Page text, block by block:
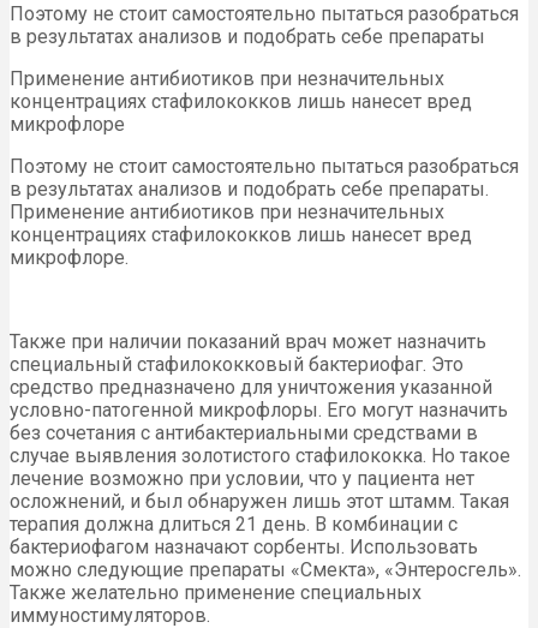
Поэтому не стоит самостоятельно пытаться разобраться
в результатах анализов и подобрать себе препараты
Применение антибиотиков при незначительных
концентрациях стафилококков лишь нанесет вред
микрофлоре
Поэтому не стоит самостоятельно пытаться разобраться
в результатах анализов и подобрать себе препараты.
Применение антибиотиков при незначительных
концентрациях стафилококков лишь нанесет вред
микрофлоре.
Также при наличии показаний врач может назначить
специальный стафилококковый бактериофаг. Это
средство предназначено для уничтожения указанной
условно-патогенной микрофлоры. Его могут назначить
без сочетания с антибактериальными средствами в
случае выявления золотистого стафилококка. Но такое
лечение возможно при условии, что у пациента нет
осложнений, и был обнаружен лишь этот штамм. Такая
терапия должна длиться 21 день. В комбинации с
бактериофагом назначают сорбенты. Использовать
можно следующие препараты «Смекта», «Энтеросгель».
Также желательно применение специальных
иммуностимуляторов.